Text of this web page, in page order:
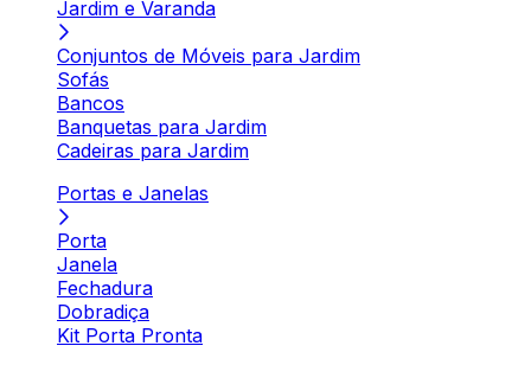
Jardim e Varanda
Conjuntos de Móveis para Jardim
Sofás
Bancos
Banquetas para Jardim
Cadeiras para Jardim
Portas e Janelas
Porta
Janela
Fechadura
Dobradiça
Kit Porta Pronta